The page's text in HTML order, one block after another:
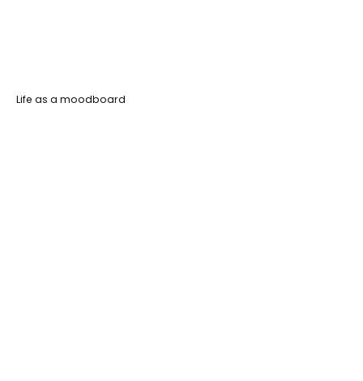
Life as a moodboard